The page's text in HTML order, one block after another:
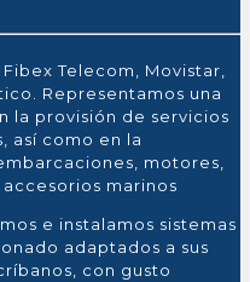
Telecom, Movistar,
Representamos una
la provisión de servicios
así como en la
motores,
marinos
e instalamos sistemas
adaptados a sus
con gusto